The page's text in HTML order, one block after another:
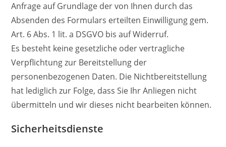
Anfrage auf Grundlage der von Ihnen durch das
Absenden des Formulars erteilten Einwilligung gem.
Art. 6 Abs. 1 lit. a DSGVO bis auf Widerruf.
Es besteht keine gesetzliche oder vertragliche
Verpflichtung zur Bereitstellung der
personenbezogenen Daten. Die Nichtbereitstellung
hat lediglich zur Folge, dass Sie Ihr Anliegen nicht
übermitteln und wir dieses nicht bearbeiten können.
Sicherheitsdienste